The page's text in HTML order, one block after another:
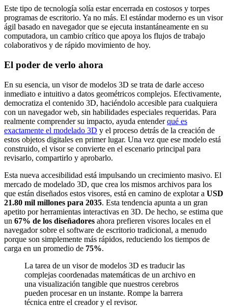
Este tipo de tecnología solía estar encerrada en costosos y torpes
programas de escritorio. Ya no más. El estándar moderno es un visor
ágil basado en navegador que se ejecuta instantáneamente en su
computadora, un cambio crítico que apoya los flujos de trabajo
colaborativos y de rápido movimiento de hoy.
El poder de verlo ahora
En su esencia, un visor de modelos 3D se trata de darle acceso
inmediato e intuitivo a datos geométricos complejos. Efectivamente,
democratiza el contenido 3D, haciéndolo accesible para cualquiera
con un navegador web, sin habilidades especiales requeridas. Para
realmente comprender su impacto, ayuda entenderqué es
exactamente el modelado 3D y el proceso detrás de la creación de
estos objetos digitales en primer lugar. Una vez que ese modelo está
construido, el visor se convierte en el escenario principal para
revisarlo, compartirlo y aprobarlo.
Esta nueva accesibilidad está impulsando un crecimiento masivo. El
mercado de modelado 3D, que crea los mismos archivos para los
que están diseñados estos visores, está en camino de explotar a USD
21.80 mil millones para 2035. Esta tendencia apunta a un gran
apetito por herramientas interactivas en 3D. De hecho, se estima que
un 67% de los diseñadores ahora prefieren visores locales en el
navegador sobre el software de escritorio tradicional, a menudo
porque son simplemente más rápidos, reduciendo los tiempos de
carga en un promedio de 75%.
La tarea de un visor de modelos 3D es traducir las
complejas coordenadas matemáticas de un archivo en
una visualización tangible que nuestros cerebros
pueden procesar en un instante. Rompe la barrera
técnica entre el creador y el revisor.